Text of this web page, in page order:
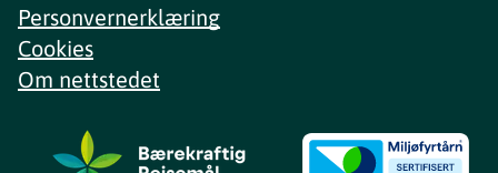
Personvernerklæring
Cookies
Om nettstedet